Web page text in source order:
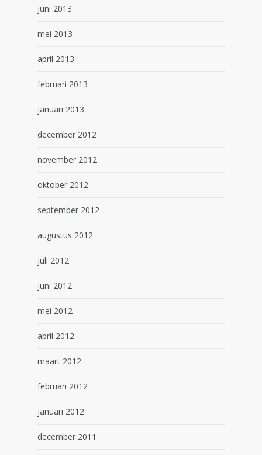
juni 2013
mei 2013
april 2013
februari 2013
januari 2013
december 2012
november 2012
oktober 2012
september 2012
augustus 2012
juli 2012
juni 2012
mei 2012
april 2012
maart 2012
februari 2012
januari 2012
december 2011